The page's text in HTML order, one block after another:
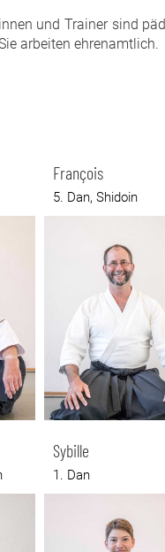
und Trainer sind
arbeiten ehrenamtlich.
François
5. Dan, Shidoin
Sybille
1. Dan